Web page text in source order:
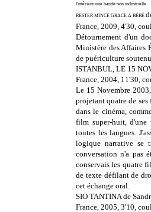
l'intérieur une bande-son industrielle.
RESTER MINCE GRACE A BÉBÉ
France, 2009, 4'30,
Détournement d'un
Ministère des Affaires
de puériculture
ISTANBUL, LE 15
France, 2004, 11'30,
Le 15 Novembre
projetant quatre de
dans le cinéma,
film super-huit, d'une
toutes les langues.
logique narrative se
conversation n'a pas
conservais les quatre
de texte défilant de
cet échange oral.
SIO TANTINA de
France, 2005, 3'10,